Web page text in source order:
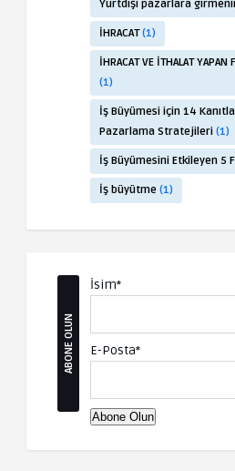
Yurtdışı pazarlara
İHRACAT(1)
İHRACAT VE İTHALAT YAPAN
(1)
İş Büyümesi için 14
Pazarlama Stratejileri (1)
İş Büyümesini Etkileyen 5
İş büyütme (1)
ABONE OLUN
İsim*
E-Posta*